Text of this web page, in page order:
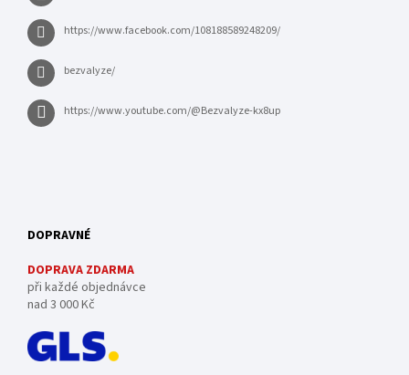
https://www.facebook.com/108188589248209/
bezvalyze/
https://www.youtube.com/@Bezvalyze-kx8up
DOPRAVNÉ
DOPRAVA ZDARMA
při každé objednávce
nad 3 000 Kč